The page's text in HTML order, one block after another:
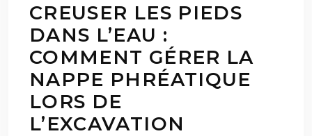
CREUSER LES PIEDS
DANS L’EAU :
COMMENT GÉRER LA
NAPPE PHRÉATIQUE
LORS DE
L’EXCAVATION